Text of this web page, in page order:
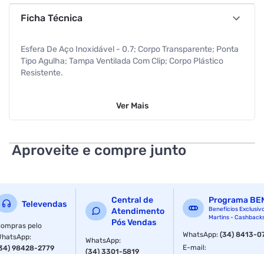
Ficha Técnica
Esfera De Aço Inoxidável - 0.7; Corpo Transparente; Ponta
Tipo Agulha; Tampa Ventilada Com Clip; Corpo Plástico
Resistente.
Ver Mais
Aproveite e compre junto
Televendas
pelo
:
98428-2779
Central de
Atendimento
Pós Vendas
WhatsApp:
(34) 3301-5819
Programa
Benefícios
Martins -
WhatsApp:(34) 8413-
E-mail: